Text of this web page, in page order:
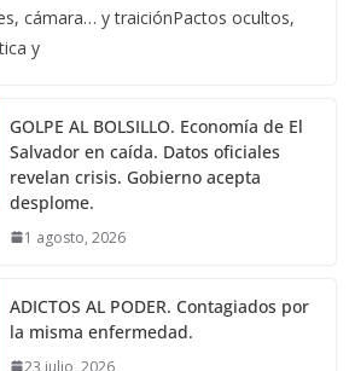
cámara… y traiciónPactos ocultos,
y
GOLPE AL BOLSILLO. Economía de El
Salvador en caída. Datos oficiales
revelan crisis. Gobierno acepta
desplome.
1 agosto, 2026
ADICTOS AL PODER. Contagiados por
la misma enfermedad.
23 julio, 2026